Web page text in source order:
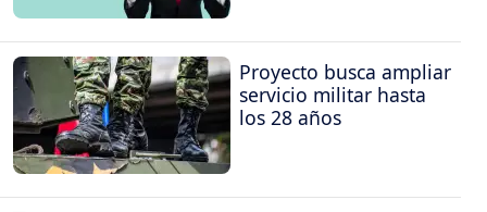
Proyecto busca ampliar
servicio militar hasta
los 28 años